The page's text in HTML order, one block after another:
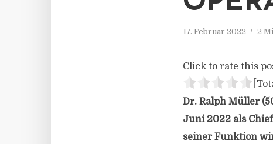
17. Februar 2022 2
Click to rate this
Dr. Ralph Müller
Juni 2022 als
seiner Funktion